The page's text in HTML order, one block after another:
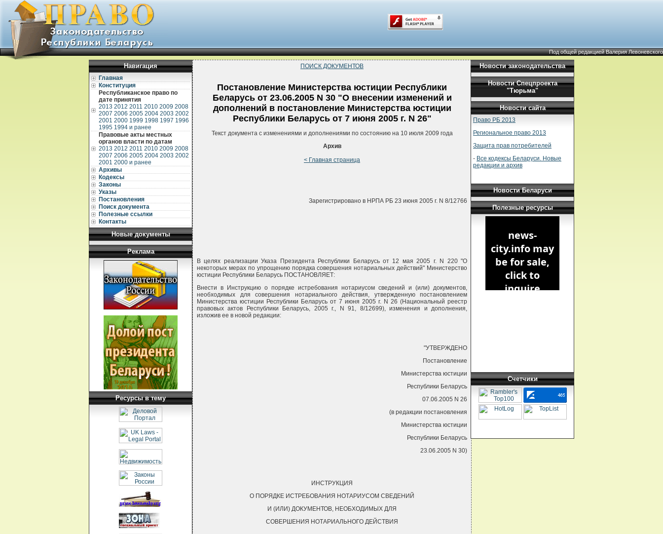
Под общей редакцией Валерия Левоневского
Навигация
Главная
Конституция
Республиканское право по
дате принятия
2013 2012 2011 2010 2009 2008
2007 2006 2005 2004 2003 2002
2001 2000 1999 1998 1997 1996
1995 1994 и ранее
Правовые акты местных
органов власти по датам
2013 2012 2011 2010 2009 2008
2007 2006 2005 2004 2003 2002
2001 2000 и ранее
Архивы
Кодексы
Законы
Указы
Постановления
Поиск документа
Полезные ссылки
Контакты
Новые документы
Реклама
Ресурсы в тему
ПОИСК ДОКУМЕНТОВ
Постановление Министерства юстиции Республики
Беларусь от 23.06.2005 N 30 "О внесении изменений и
дополнений в постановление Министерства юстиции
Республики Беларусь от 7 июня 2005 г. N 26"
Текст документа с изменениями и дополнениями по состоянию на 10 июля 2009 года
Архив
< Главная страница
Зарегистрировано в НРПА РБ 23 июня 2005 г. N 8/12766
В целях реализации Указа Президента Республики Беларусь от 12 мая 2005 г. N 220 "О
некоторых мерах по упрощению порядка совершения нотариальных действий" Министерство
юстиции Республики Беларусь ПОСТАНОВЛЯЕТ:
Внести в Инструкцию о порядке истребования нотариусом сведений и (или) документов,
необходимых для совершения нотариального действия, утвержденную постановлением
Министерства юстиции Республики Беларусь от 7 июня 2005 г. N 26 (Национальный реестр
правовых актов Республики Беларусь, 2005 г., N 91, 8/12699), изменения и дополнения,
изложив ее в новой редакции:
"УТВЕРЖДЕНО
Постановление
Министерства юстиции
Республики Беларусь
07.06.2005 N 26
(в редакции постановления
Министерства юстиции
Республики Беларусь
23.06.2005 N 30)
ИНСТРУКЦИЯ
О ПОРЯДКЕ ИСТРЕБОВАНИЯ НОТАРИУСОМ СВЕДЕНИЙ
И (ИЛИ) ДОКУМЕНТОВ, НЕОБХОДИМЫХ ДЛЯ
СОВЕРШЕНИЯ НОТАРИАЛЬНОГО ДЕЙСТВИЯ
Новости законодательства
Новости Спецпроекта
"Тюрьма"
Новости сайта
Право РБ 2013
Региональное право 2013
Защита прав потребителей
- Все кодексы Беларуси. Новые
редакции и архив
Новости Беларуси
Полезные ресурсы
Счетчики